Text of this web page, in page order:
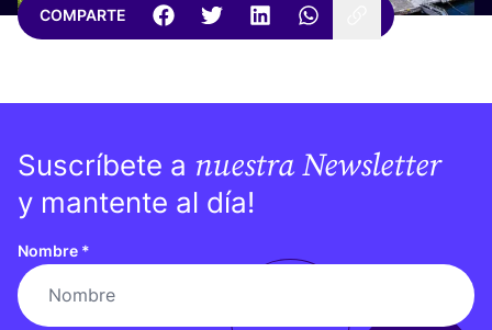
COMPARTE
Suscríbete a nuestra Newsletter
y mantente al día!
Nombre *